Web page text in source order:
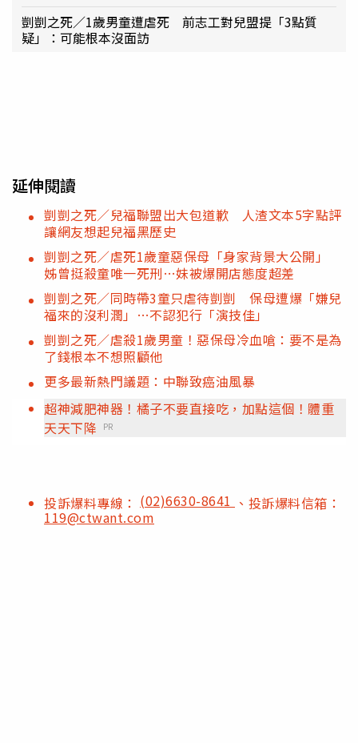
剴剴之死／1歲男童遭虐死 前志工對兒盟提「3點質
疑」：可能根本沒面訪
延伸閱讀
剴剴之死／兒福聯盟出大包道歉 人渣文本5字點評
讓網友想起兒福黑歷史
剴剴之死／虐死1歲童惡保母「身家背景大公開」
姊曾挺殺童唯一死刑…妹被爆開店態度超差
剴剴之死／同時帶3童只虐待剴剴 保母遭爆「嫌兒
福來的沒利潤」…不認犯行「演技佳」
剴剴之死／虐殺1歲男童！惡保母冷血嗆：要不是為
了錢根本不想照顧他
更多最新熱門議題：中聯致癌油風暴
超神減肥神器！橘子不要直接吃，加點這個！體重
天天下降
PR
投訴爆料專線： (02)6630-8641 、投訴爆料信箱：
119@ctwant.com